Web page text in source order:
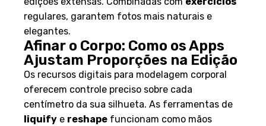
regulares, garantem fotos mais naturais e
elegantes.
Afinar o Corpo: Como os Apps
Ajustam Proporções na Edição
Os recursos digitais para modelagem corporal
oferecem controle preciso sobre cada
centímetro da sua silhueta. As ferramentas de
liquify e reshape funcionam como mãos